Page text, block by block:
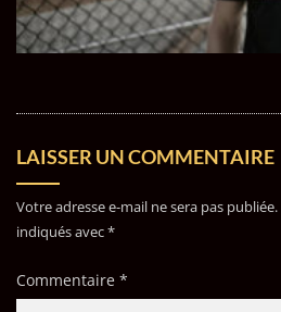
LAISSER UN COMMENTAIRE
Votre adresse e-mail ne sera pas publiée.
indiqués avec*
Commentaire *